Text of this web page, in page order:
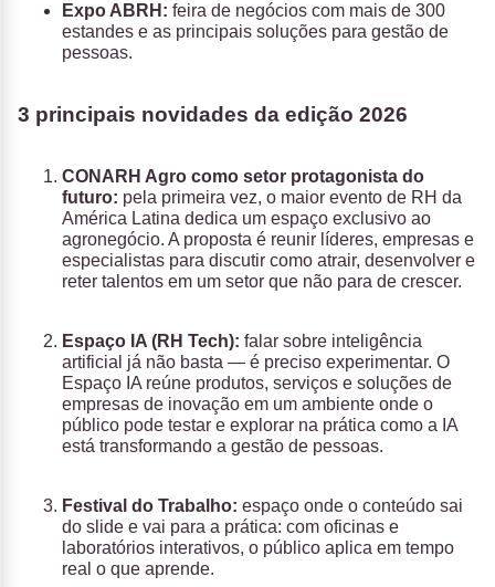
Expo ABRH: feira de negócios com mais de 300
estandes e as principais soluções para gestão de
pessoas.
3 principais novidades da edição 2026
CONARH Agro como setor protagonista do
futuro: pela primeira vez, o maior evento de RH da
América Latina dedica um espaço exclusivo ao
agronegócio. A proposta é reunir líderes, empresas e
especialistas para discutir como atrair, desenvolver e
reter talentos em um setor que não para de crescer.
Espaço IA (RH Tech): falar sobre inteligência
artificial já não basta — é preciso experimentar. O
Espaço IA reúne produtos, serviços e soluções de
empresas de inovação em um ambiente onde o
público pode testar e explorar na prática como a IA
está transformando a gestão de pessoas.
Festival do Trabalho: espaço onde o conteúdo sai
do slide e vai para a prática: com oficinas e
laboratórios interativos, o público aplica em tempo
real o que aprende.